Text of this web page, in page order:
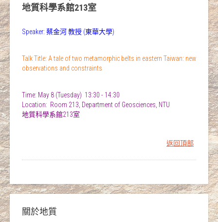
地質科學系館213室
Speaker: 蔡金河 教授 (東華大學)
Talk Title: A tale of two metamorphic belts in eastern Taiwan: new
observations and constraints
Time: May 8 (Tuesday) 13:30 - 14:30
Location: Room 213, Department of Geosciences, NTU
地質科學系館213室
返回頂部
關於地質